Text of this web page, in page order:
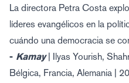
La directora Petra Costa
líderes evangélicos en la
cuándo una democracia se
- Kamay| Ilyas Yourish,
Bélgica, Francia, Alemania |